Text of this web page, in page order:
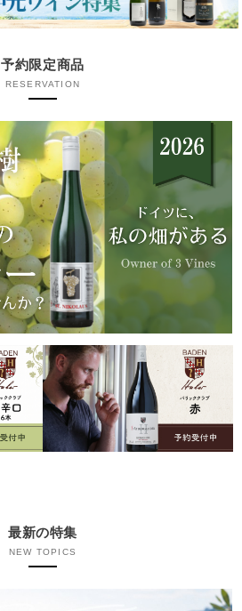
予約限定商品
RESERVATION
最新の特集
NEW TOPICS